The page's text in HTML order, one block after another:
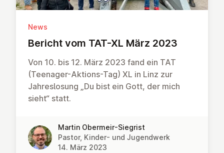
News
Bericht vom TAT-XL März 2023
Von 10. bis 12. März 2023 fand ein TAT
(Teenager-Aktions-Tag) XL in Linz zur
Jahreslosung „Du bist ein Gott, der mich
sieht“ statt.
Martin Obermeir-Siegrist
Pastor, Kinder- und Jugendwerk
14. März 2023